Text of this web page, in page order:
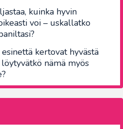
kuinka hyvin
voi – uskallatko
kertovat hyvästä
nämä myös